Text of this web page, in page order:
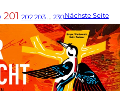
201 202 203 … 230Nächste Seite